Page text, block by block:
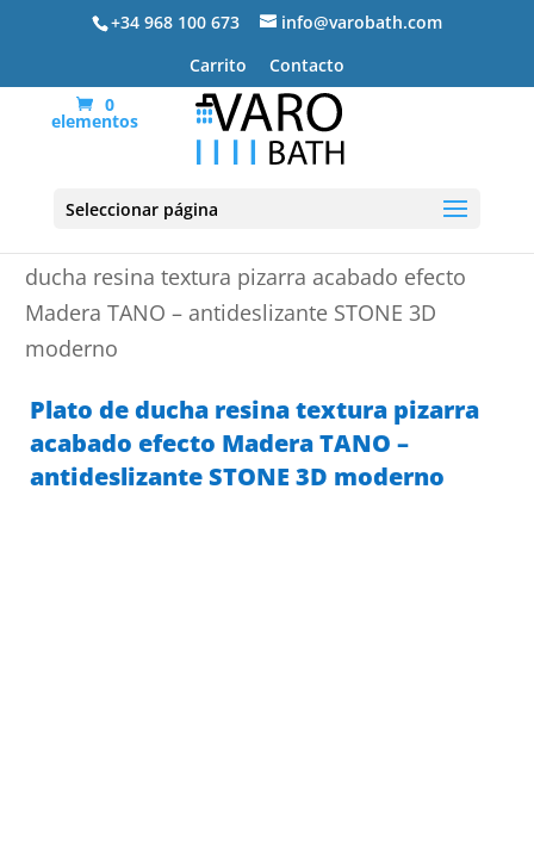
+34 968 100 673
info@varobath.com
Carrito
Contacto
0
elementos
Seleccionar página
ducha resina textura pizarra acabado efecto
Madera TANO – antideslizante STONE 3D
moderno
Plato de ducha resina textura pizarra
acabado efecto Madera TANO –
antideslizante STONE 3D moderno